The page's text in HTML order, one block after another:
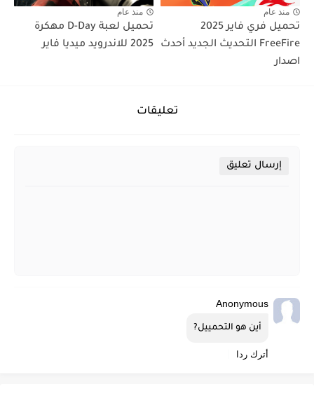
منذ عام
تحميل فري فاير 2025
FreeFire التحديث الجديد أحدث
اصدار
منذ عام
تحميل لعبة D-Day مهكرة
2025 للاندرويد ميديا فاير
تعليقات
إرسال تعليق
Anonymous
أين هو التحمييل?
أترك ردا